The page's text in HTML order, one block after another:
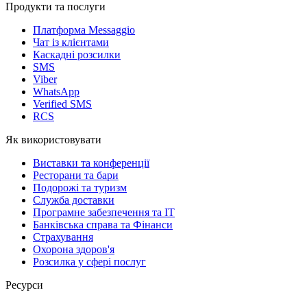
Продукти та послуги
Платформа Messaggio
Чат із клієнтами
Каскадні розсилки
SMS
Viber
WhatsApp
Verified SMS
RCS
Як використовувати
Виставки та конференції
Ресторани та бари
Подорожі та туризм
Служба доставки
Програмне забезпечення та IT
Банківська справа та Фінанси
Страхування
Охорона здоров'я
Розсилка у сфері послуг
Ресурси